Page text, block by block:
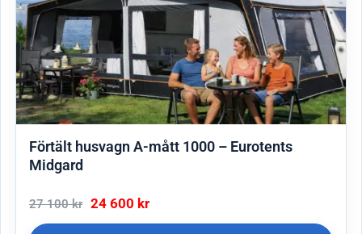
Förtält husvagn A-mått 1000 – Eurotents
Midgard
27 100kr 24 600 kr